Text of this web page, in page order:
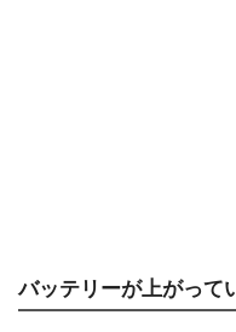
バッテリーが上がって